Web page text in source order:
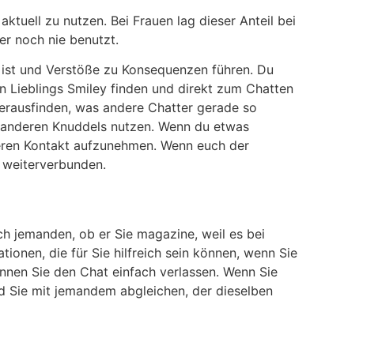
zu nutzen. Bei Frauen lag dieser Anteil bei
noch nie benutzt.
und Verstöße zu Konsequenzen führen. Du
Lieblings Smiley finden und direkt zum Chatten
was andere Chatter gerade so
Knuddels nutzen. Wenn du etwas
Kontakt aufzunehmen. Wenn euch der
jemanden, ob er Sie magazine, weil es bei
die für Sie hilfreich sein können, wenn Sie
Sie den Chat einfach verlassen. Wenn Sie
Sie mit jemandem abgleichen, der dieselben